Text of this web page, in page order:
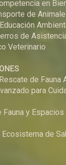
en
de
de
Veterinario
de Fauna
para
y Espacios
Ecosistema de